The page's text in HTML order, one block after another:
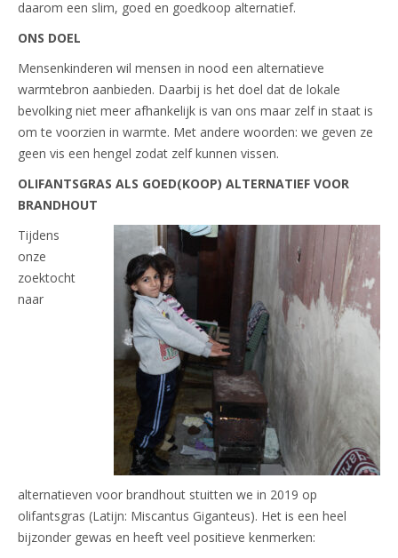
daarom een slim, goed en goedkoop alternatief.
ONS DOEL
Mensenkinderen wil mensen in nood een alternatieve
warmtebron aanbieden. Daarbij is het doel dat de lokale
bevolking niet meer afhankelijk is van ons maar zelf in staat is
om te voorzien in warmte. Met andere woorden: we geven ze
geen vis een hengel zodat zelf kunnen vissen.
OLIFANTSGRAS ALS GOED(KOOP) ALTERNATIEF VOOR
BRANDHOUT
Tijdens
onze
zoektocht
naar
alternatieven voor brandhout stuitten we in 2019 op
olifantsgras (Latijn: Miscantus Giganteus). Het is een heel
bijzonder gewas en heeft veel positieve kenmerken: